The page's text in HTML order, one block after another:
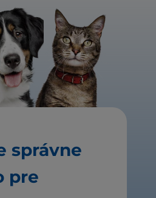
správne
pre